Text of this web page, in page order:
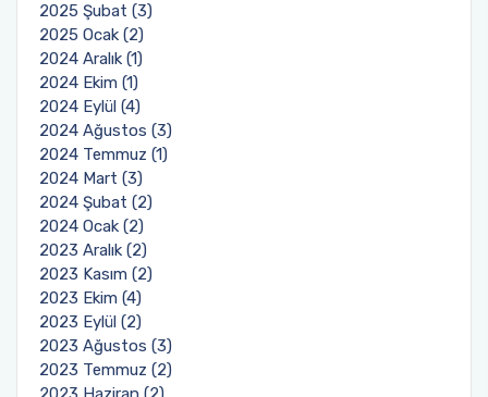
2025 Şubat (3)
2025 Ocak (2)
2024 Aralık (1)
2024 Ekim (1)
2024 Eylül (4)
2024 Ağustos (3)
2024 Temmuz (1)
2024 Mart (3)
2024 Şubat (2)
2024 Ocak (2)
2023 Aralık (2)
2023 Kasım (2)
2023 Ekim (4)
2023 Eylül (2)
2023 Ağustos (3)
2023 Temmuz (2)